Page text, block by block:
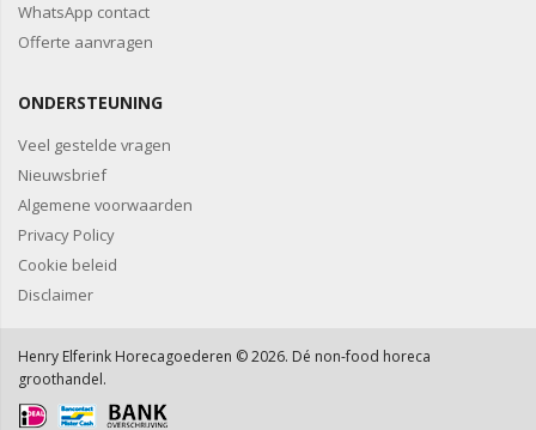
WhatsApp contact
Offerte aanvragen
ONDERSTEUNING
Veel gestelde vragen
Nieuwsbrief
Algemene voorwaarden
Privacy Policy
Cookie beleid
Disclaimer
Henry Elferink Horecagoederen © 2026. Dé non-food horeca
groothandel.